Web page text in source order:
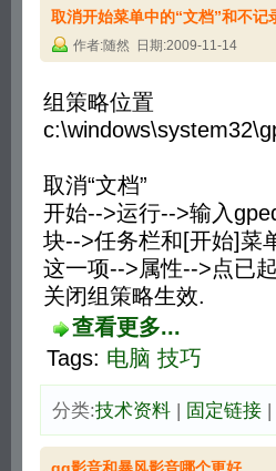
取消开始菜单中的“文档”和不记
作者:随然 日期:2009-11-14
组策略位置
取消“文档”
开始-->运行-->输入
块-->任务栏和[开始]菜
这一项-->属性-->点已
关闭组策略生效.
查看更多...
Tags: 电脑 技巧
分类:技术资料| 固定链接|